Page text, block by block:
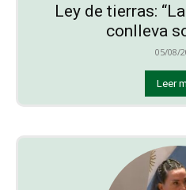
Ley de tierras:
conlleva
05/08/
Leer